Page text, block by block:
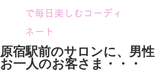
で毎日楽しむコーディ
ネート
原宿駅前のサロンに、男性
お一人のお客さま・・・